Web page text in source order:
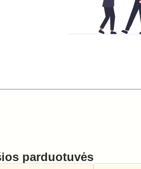
parduotuvės